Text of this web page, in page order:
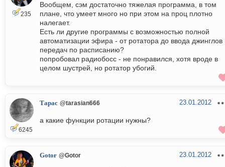
235
Вообщем, сэм достаточно тяжелая программа, в том
плане, что умеет много но при этом на проц плотно
налегает.
Есть ли другие программы с возможностью полной
автоматизации эфира - от ротатора до ввода джинглов
передач по расписанию?
попробовал радиобосс - не понравился, хотя вроде в
целом шустрей, но ротатор убогий.
6245
Тарас @tarasian666 23.01.2012
а какие функции ротации нужны?
Gotor @Gotor 23.01.2012